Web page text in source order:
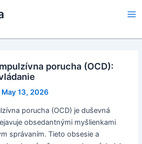
porucha (OCD):
May 13, 2026
porucha (OCD) je duševná
obsedantnými myšlienkami
správaním. Tieto obsesie a